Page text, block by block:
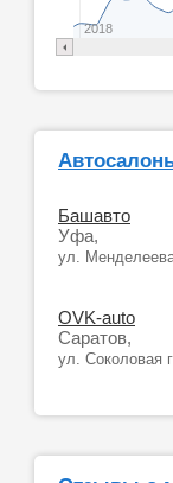
2018
Башавто
Уфа,
ул.
OVK-auto
Саратов,
ул. Соколовая